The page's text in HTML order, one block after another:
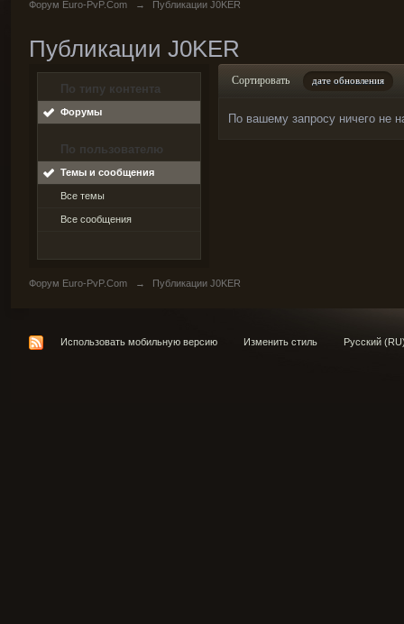
Форум Euro-PvP.Com → Публикации J0KER
Публикации J0KER
По типу контента
Форумы
По пользователю
Темы и сообщения
Все темы
Все сообщения
Сортировать дате обновления
По вашему запросу ничего не
Форум Euro-PvP.Com → Публикации J0KER
Использовать мобильную версию Изменить стиль Русский